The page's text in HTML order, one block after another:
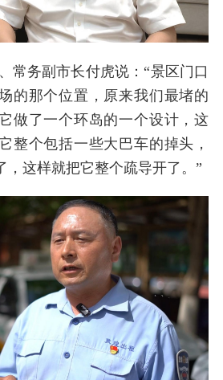
常务副市长付虎说：“景区门口
的那个位置，原来我们最堵的
做了一个环岛的一个设计，这
整个包括一些大巴车的掉头，
，这样就把它整个疏导开了。”